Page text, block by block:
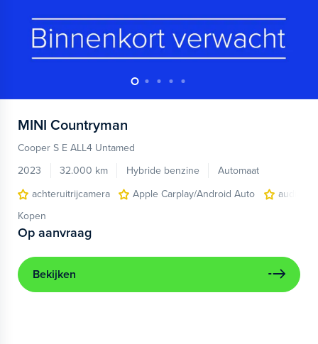
MINI Countryman
Cooper S E ALL4 Untamed
2023
32.000 km Hybride benzine
Automaat
achteruitrijcamera
Apple Carplay/Android Auto
audio
Kopen
Op aanvraag
Bekijken